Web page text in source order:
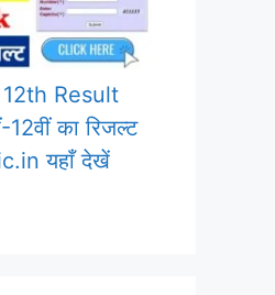
Result
का रिजल्ट
यहाँ देखें